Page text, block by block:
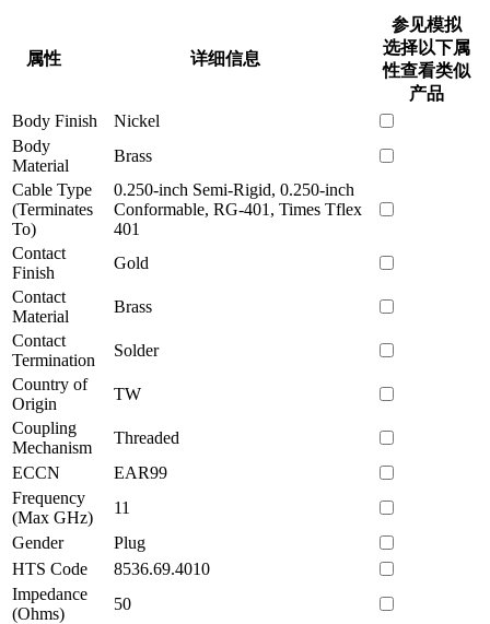
属性 详细信息
参见模拟
选择以下属
性查看类似
产品
Body Finish
Nickel
Body
Material
Brass
Cable Type
(Terminates
To)
0.250-inch Semi-Rigid, 0.250-inch
Conformable, RG-401, Times Tflex
401
Contact
Finish
Gold
Contact
Material
Brass
Contact
Termination
Solder
Country of
Origin
TW
Coupling
Mechanism
Threaded
ECCN
EAR99
Frequency
(Max GHz)
11
Gender
Plug
HTS Code
8536.69.4010
Impedance
(Ohms)
50